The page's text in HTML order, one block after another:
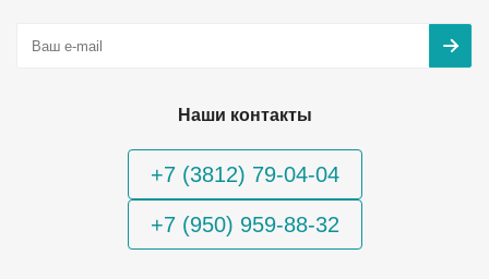
Наши контакты
+7 (3812) 79-04-04
+7 (950) 959-88-32